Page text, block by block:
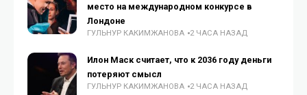
место на международном конкурсе в
Лондоне
ГУЛЬНУР КАКИМЖАНОВА 2 ЧАСА НАЗАД
Илон Маск считает, что к 2036 году деньги
потеряют смысл
ГУЛЬНУР КАКИМЖАНОВА 2 ЧАСА НАЗАД